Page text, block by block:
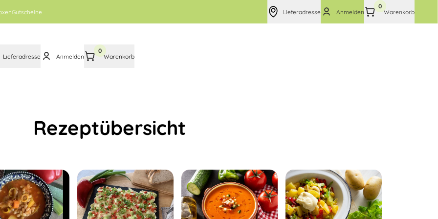
Gutscheine Lieferadresse Anmelden
0
Warenkorb
Lieferadresse Anmelden
0
Warenkorb
Rezeptübersicht